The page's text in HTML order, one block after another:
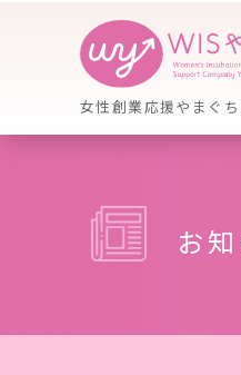
女性創業応援やまぐ
お